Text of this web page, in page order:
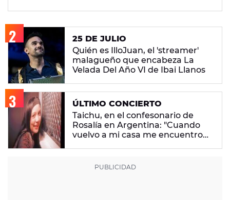
25 DE JULIO
Quién es IlloJuan, el 'streamer'
malagueño que encabeza La
Velada Del Año VI de Ibai Llanos
ÚLTIMO CONCIERTO
Taichu, en el confesonario de
Rosalía en Argentina: "Cuando
vuelvo a mi casa me encuentro